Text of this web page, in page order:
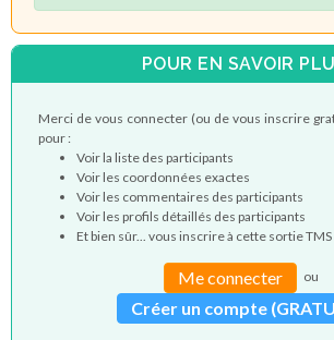
POUR EN SAVOIR
Merci de vous connecter (ou de vous inscrire
pour :
Voir la liste des participants
Voir les coordonnées exactes
Voir les commentaires des participants
Voir les profils détaillés des participants
Et bien sûr... vous inscrire à cette sortie TMS
Me connecter ou
Créer un compte